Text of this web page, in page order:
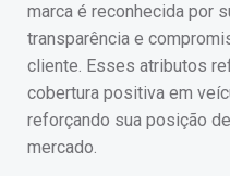
marca é reconhecida por
transparência e
cliente. Esses atributos
cobertura positiva em
reforçando sua posição
mercado.